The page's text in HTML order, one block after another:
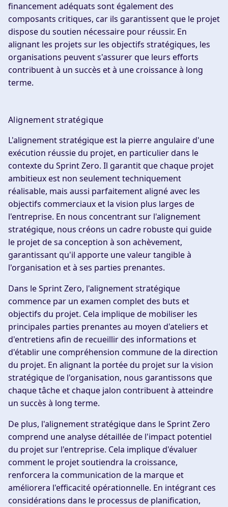
financement adéquats sont également des
composants critiques, car ils garantissent que le projet
dispose du soutien nécessaire pour réussir. En
alignant les projets sur les objectifs stratégiques, les
organisations peuvent s'assurer que leurs efforts
contribuent à un succès et à une croissance à long
terme.
Alignement stratégique
L'alignement stratégique est la pierre angulaire d'une
exécution réussie du projet, en particulier dans le
contexte du Sprint Zero. Il garantit que chaque projet
ambitieux est non seulement techniquement
réalisable, mais aussi parfaitement aligné avec les
objectifs commerciaux et la vision plus larges de
l'entreprise. En nous concentrant sur l'alignement
stratégique, nous créons un cadre robuste qui guide
le projet de sa conception à son achèvement,
garantissant qu'il apporte une valeur tangible à
l'organisation et à ses parties prenantes.
Dans le Sprint Zero, l'alignement stratégique
commence par un examen complet des buts et
objectifs du projet. Cela implique de mobiliser les
principales parties prenantes au moyen d'ateliers et
d'entretiens afin de recueillir des informations et
d'établir une compréhension commune de la direction
du projet. En alignant la portée du projet sur la vision
stratégique de l'organisation, nous garantissons que
chaque tâche et chaque jalon contribuent à atteindre
un succès à long terme.
De plus, l'alignement stratégique dans le Sprint Zero
comprend une analyse détaillée de l'impact potentiel
du projet sur l'entreprise. Cela implique d'évaluer
comment le projet soutiendra la croissance,
renforcera la communication de la marque et
améliorera l'efficacité opérationnelle. En intégrant ces
considérations dans le processus de planification,